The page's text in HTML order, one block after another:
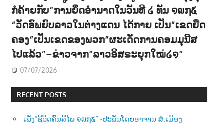
ກໍຄ້າຍກັບ”ການຍຶດອຳນາດໃນວັນທີ ໒ ທັນ ໑໙໗໕
“ວັດອົພຍົບລາວໃນຕ່າງແດນ ໄດ້ກາຍ ເປັນ”ເຂດຍືດ
ຄອງ”ເປັນເຂດຂອງພວກ”ຜະເດັດການຄອມມຸນີສ
ໄປແລ້ວ”~ຂ່າວຈາກ”ລາວອິສຣະຍຸກໃໝ່໒໑”
07/07/2026
RECENT POSTS
ເພັງ”ຊີວີດຄົນລີ້ໄພ ໑໙໗໕”~ປະພັນໂດຍອາຈານ ສໍ.ເມືອງ